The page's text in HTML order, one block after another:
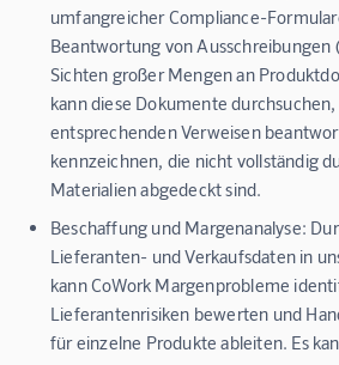
umfangreicher Compliance-
Beantwortung von Ausschreibungen
Sichten großer Mengen an
kann diese Dokumente
entsprechenden Verweisen
kennzeichnen, die nicht vollständig
Materialien abgedeckt sind.
Beschaffung und Margenanalyse:
Lieferanten- und Verkaufsdaten in
kann CoWork Margenprobleme
Lieferantenrisiken bewerten und
für einzelne Produkte ableiten. Es